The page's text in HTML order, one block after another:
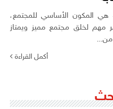
هي المكون الأساسي للمجتمع،
مهم لخلق مجتمع مميز ويمتاز
من...
أكمل القراءة